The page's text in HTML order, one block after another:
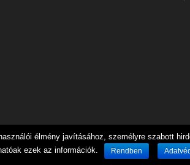
élmény javításához, személyre szabott
ezek az információk.
Rendben